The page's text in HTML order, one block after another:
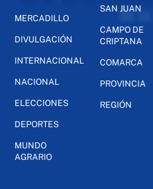
MERCADILLO
DIVULGACIÓN
INTERNACIONAL
NACIONAL
ELECCIONES
DEPORTES
MUNDO
AGRARIO
SAN JUAN
CAMPO DE
CRIPTANA
COMARCA
PROVINCIA
REGIÓN